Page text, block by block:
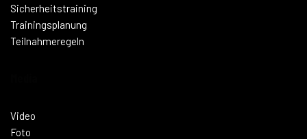
Sicherheitstraining
Trainingsplanung
Teilnahmeregeln
Video
Foto